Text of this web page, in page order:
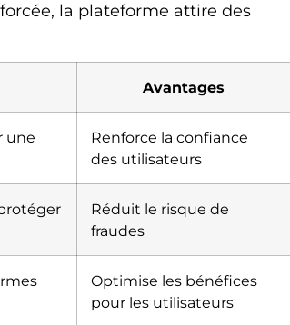
la plateforme attire des
Avantages
une
Renforce la confiance
des utilisateurs
Réduit le risque de
fraudes
Optimise les bénéfices
pour les utilisateurs